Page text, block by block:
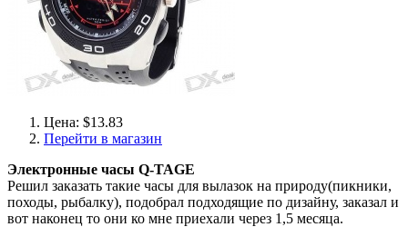
Цена: $13.83
Перейти в магазин
Электронные часы Q-TAGE
Решил заказать такие часы для вылазок на природу(пикники,
походы, рыбалку), подобрал подходящие по дизайну, заказал и
вот наконец то они ко мне приехали через 1,5 месяца.